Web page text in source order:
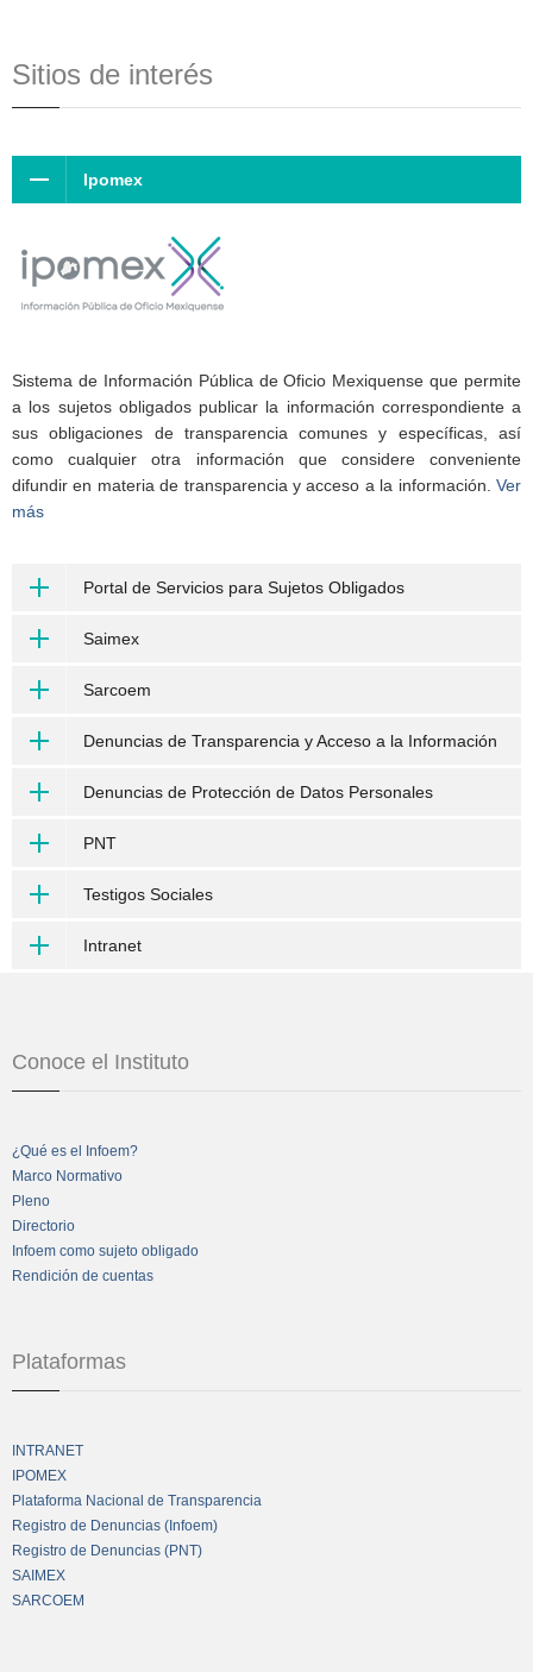
Sitios de interés
Ipomex
Sistema de Información Pública de Oficio Mexiquense que permite
a los sujetos obligados publicar la información correspondiente a
sus obligaciones de transparencia comunes y específicas, así
como cualquier otra información que considere conveniente
difundir en materia de transparencia y acceso a la información. Ver
más
Portal de Servicios para Sujetos Obligados
Saimex
Sarcoem
Denuncias de Transparencia y Acceso a la Información
Denuncias de Protección de Datos Personales
PNT
Testigos Sociales
Intranet
Conoce el Instituto
¿Qué es el Infoem?
Marco Normativo
Pleno
Directorio
Infoem como sujeto obligado
Rendición de cuentas
Plataformas
INTRANET
IPOMEX
Plataforma Nacional de Transparencia
Registro de Denuncias (Infoem)
Registro de Denuncias (PNT)
SAIMEX
SARCOEM